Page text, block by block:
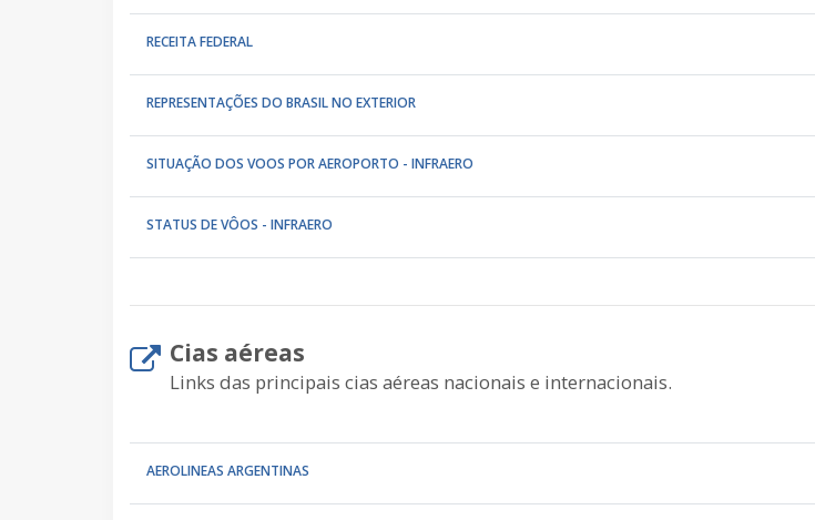
RECEITA FEDERAL
REPRESENTAÇÕES DO BRASIL NO EXTERIOR
SITUAÇÃO DOS VOOS POR AEROPORTO - INFRAERO
STATUS DE VÔOS - INFRAERO
Cias aéreas
Links das principais cias aéreas nacionais e internacionais.
AEROLINEAS ARGENTINAS